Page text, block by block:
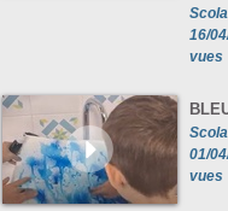
16/
vues
01/
vues